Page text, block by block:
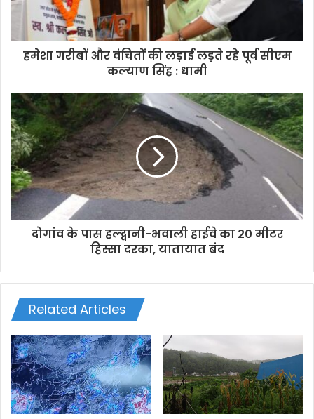
d
s
s
हमेशा गरीबों और वंचितों की लड़ाई लड़ते रहे पूर्व सीएम
कल्याण सिंह : धामी
दोगांव के पास हल्द्वानी-भवाली हाईवे का 20 मीटर
हिस्सा दरका, यातायात बंद
Related Articles